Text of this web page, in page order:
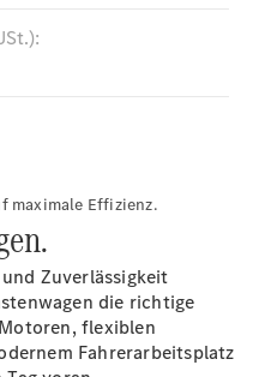
maximale Effizienz.
Zuverlässigkeit
die richtige
flexiblen
Fahrerarbeitsplatz